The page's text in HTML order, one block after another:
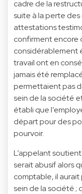
cadre de la
suite à la perte
attestations
confirment encore
considérablement
travail ont en
jamais été
permettaient pas
sein de la société
établi que
départ pour des
pourvoir.
L’appelant
serait abusif alors
comptable, il
sein de la société ;